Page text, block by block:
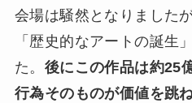
会場は騒然となりました
「歴史的なアートの誕生
た。 後にこの作品は約25
行為そのものが価値を跳